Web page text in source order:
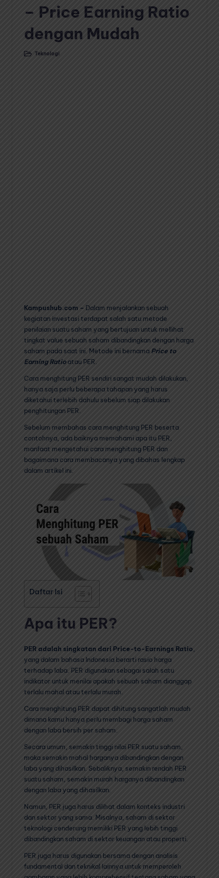
– Price Earning Ratio
dengan Mudah
PostedTeknologi
Kampushub.com – Dalam menjalankan sebuah
kegiatan investasi terdapat salah satu metode
penilaian suatu saham yang bertujuan untuk mellihat
tingkat value sebuah saham dibandingkan dengan harga
saham pada saat ini. Metode ini bernama Price to
Earning Ratioatau PER.
Cara menghitung PER sendiri sangat mudah dilakukan,
hanya saja perlu beberapa tahapan yang harus
diketahui terlebih dahulu sebelum siap dilakukan
penghitungan PER.
Sebelum membahas cara menghitung PER beserta
contohnya, ada baiknya memahami apa itu PER,
manfaat mengetahui cara menghitung PER dan
bagaimana cara membacanya yang dibahas lengkap
dalam artikel ini.
Daftar Isi
Apa itu PER?
PER adalah singkatan dari Price-to-Earnings Ratio
yang dalam bahasa Indonesia berarti rasio harga
terhadap laba. PER digunakan sebagai salah satu
indikator untuk menilai apakah sebuah saham dianggap
terlalu mahal atau terlalu murah.
Cara menghitung PER dapat dihitung sangatlah mudah
dimana kamu hanya perlu membagi harga saham
dengan laba bersih per saham.
Secara umum, semakin tinggi nilai PER suatu saham,
maka semakin mahal harganya dibandingkan dengan
laba yang dihasilkan. Sebaliknya, semakin rendah PER
suatu saham, semakin murah harganya dibandingkan
dengan laba yang dihasilkan.
Namun, PER juga harus dilihat dalam konteks industri
dan sektor yang sama. Misalnya, saham di sektor
teknologi cenderung memiliki PER yang lebih tinggi
dibandingkan saham di sektor keuangan atau properti.
PER juga harus digunakan bersama dengan analisis
fundamental dan teknikal lainnya untuk memperoleh